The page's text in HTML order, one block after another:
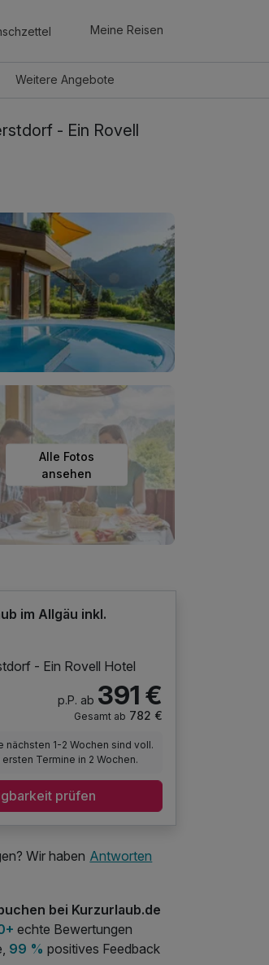
Meine Reisen
WeitereAngebote
- Ein Rovell
Alle Fotos
ansehen
im Allgäu inkl.
- Ein Rovell Hotel
p.P. ab 391 €
Gesamt ab 782 €
nächsten 1-2 Wochen sind voll.
Termine in 2 Wochen.
prüfen
Wir haben Antworten
bei Kurzurlaub.de
echte Bewertungen
99 % positives Feedback